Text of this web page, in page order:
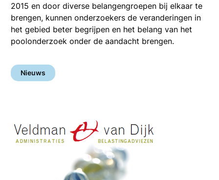
2015 en door diverse belangengroepen bij elkaar te
brengen, kunnen onderzoekers de veranderingen in
het gebied beter begrijpen en het belang van het
poolonderzoek onder de aandacht brengen.
Nieuws